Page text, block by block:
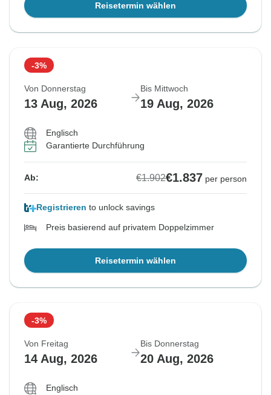
Reisetermin wählen
-3%
Von Donnerstag
13 Aug, 2026
Bis Mittwoch
19 Aug, 2026
Englisch
Garantierte Durchführung
Ab: €1.902€1.837 per person
Registrieren to unlock savings
Preis basierend auf privatem Doppelzimmer
Reisetermin wählen
-3%
Von Freitag
14 Aug, 2026
Bis Donnerstag
20 Aug, 2026
Englisch